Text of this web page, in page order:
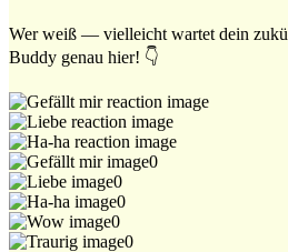
Wer weiß — vielleicht wartet dein
Buddy genau hier! 👇
0
0
0
0
0